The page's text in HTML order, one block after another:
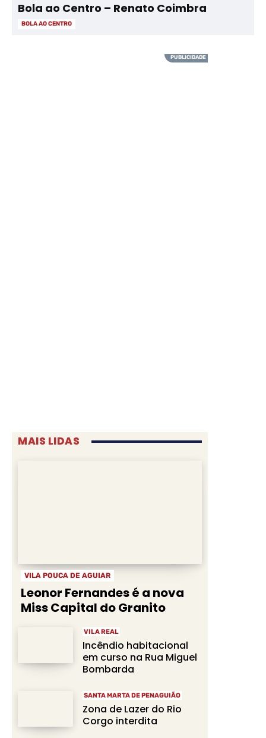
Bola ao Centro – Renato Coimbra
BOLA AO CENTRO
MAIS LIDAS
VILA POUCA DE AGUIAR
Leonor Fernandes é a nova
Miss Capital do Granito
VILA REAL
Incêndio habitacional
em curso na Rua Miguel
Bombarda
SANTA MARTA DE PENAGUIÃO
Zona de Lazer do Rio
Corgo interdita